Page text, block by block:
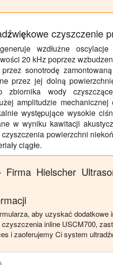
czyszczenie
wzdłużne
20 kHz poprzez
sonotrodę
przez jej dolną
zbiornika wody
amplitudzie
występujące wysokie
w wyniku kawitacji
powierzchni
ciągłe.
Firma Hielscher
aby uzyskać dodatkowe
inline USCM700,
i zaoferujemy Ci system